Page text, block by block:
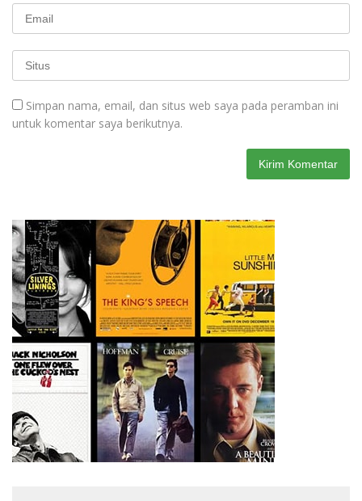
Simpan nama, email, dan situs web saya pada peramban ini
untuk komentar saya berikutnya.